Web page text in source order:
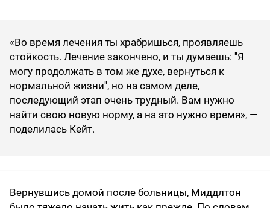
«Во время лечения ты храбришься, проявляешь
стойкость. Лечение закончено, и ты думаешь: ''Я
могу продолжать в том же духе, вернуться к
нормальной жизни'', но на самом деле,
последующий этап очень трудный. Вам нужно
найти свою новую норму, а на это нужно время», —
поделилась Кейт.
Вернувшись домой после больницы, Миддлтон